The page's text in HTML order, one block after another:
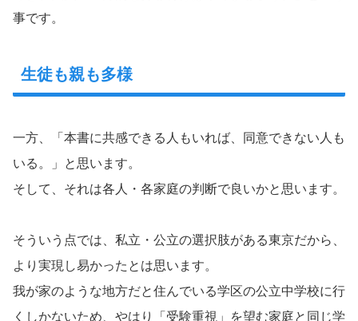
事です。
生徒も親も多様
一方、「本書に共感できる人もいれば、同意できない人も
いる。」と思います。
そして、それは各人・各家庭の判断で良いかと思います。
そういう点では、私立・公立の選択肢がある東京だから、
より実現し易かったとは思います。
我が家のような地方だと住んでいる学区の公立中学校に行
くしかないため、やはり「受験重視」を望む家庭と同じ学